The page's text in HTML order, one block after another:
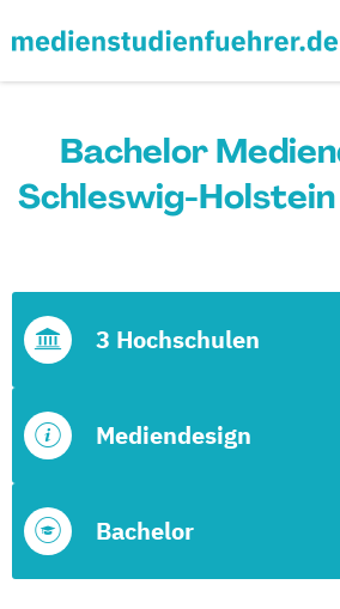
Bachelor
Schleswig-
Bachelor
Mediendesign
3 Hochschulen